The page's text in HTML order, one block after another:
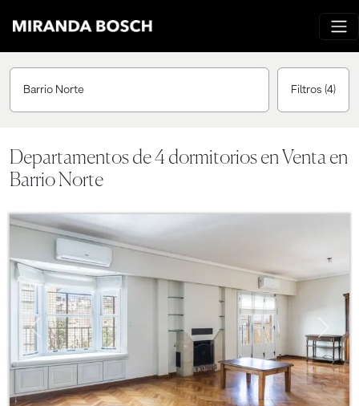
Barrio Norte Filtros (4)
Departamentos de 4 dormitorios en Venta en
Barrio Norte
Previous Next